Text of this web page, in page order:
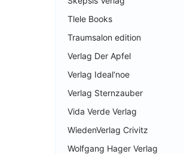
Tlele Books
Traumsalon edition
Verlag Der Apfel
Verlag Ideal‘noe
Verlag Sternzauber
Vida Verde Verlag
WiedenVerlag Crivitz
Wolfgang Hager Verlag